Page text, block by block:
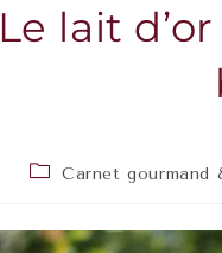
Le lait
Carnet gourmand